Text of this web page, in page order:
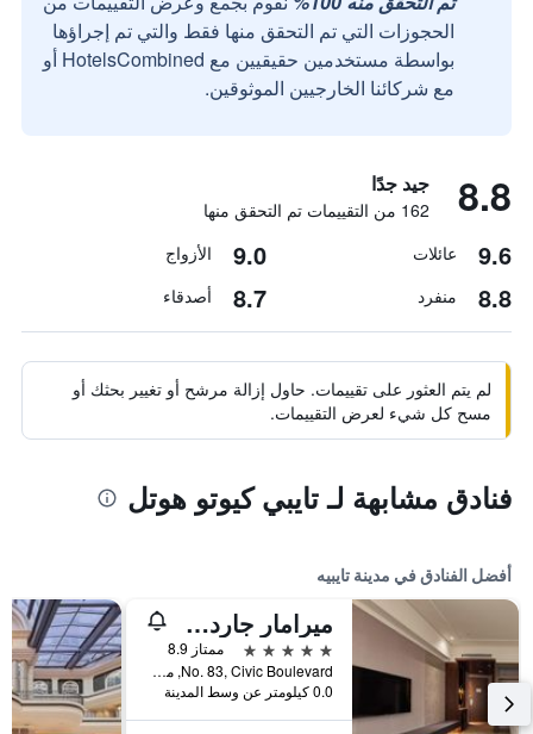
الحجوزات التي تم التحقق منها فقط والتي تم إجراؤها
بواسطة مستخدمين حقيقيين مع HotelsCombined أو
مع شركائنا الخارجيين الموثوقين.
8.8 جيد جدًا
162 من التقييمات تم التحقق منها
9.6 عائلات 9.0 الأزواج
8.8 منفرد 8.7 أصدقاء
لم يتم العثور على تقييمات. حاول إزالة مرشح أو تغيير بحثك أو
مسح كل شيء لعرض التقييمات.
فنادق مشابهة لـ تايبي كيوتو هوتل
أفضل الفنادق في مدينة تايبيه
ميرامار جاردن تابييه
5 نجوم
ممتاز 8.9
No. 83, Civic Boulevard, مدينة تايبيه, تايوان
0.0 كيلومتر عن وسط المدينة